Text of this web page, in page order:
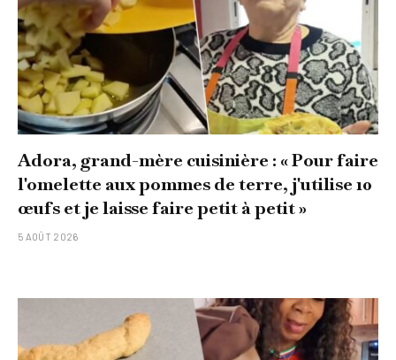
Adora, grand-mère cuisinière : « Pour faire
l'omelette aux pommes de terre, j'utilise 10
œufs et je laisse faire petit à petit »
5 AOÛT 2026